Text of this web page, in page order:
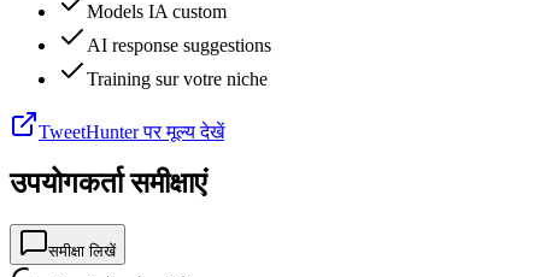
Models IA custom
AI response suggestions
Training sur votre niche
TweetHunter पर मूल्य देखें
उपयोगकर्ता समीक्षाएं
समीक्षा लिखें